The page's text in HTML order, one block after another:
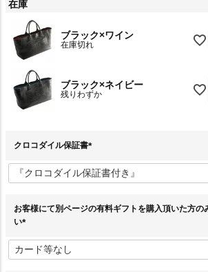
在庫
ブラック×ワイン
在庫切れ
ブラック×ネイビー
残りわずか
クロコダイル保証書
必
須
お客様にて別ページの有料ギフトを購入頂いた方の
い
必
須